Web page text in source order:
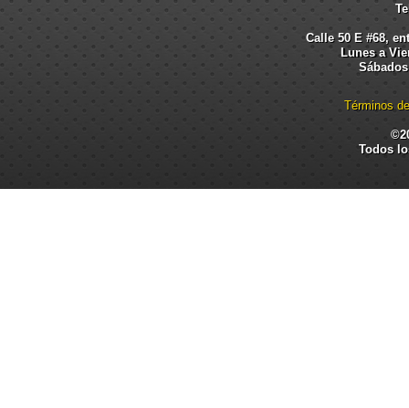
Calle 50 E #68,
Lunes a
Términos
Todos